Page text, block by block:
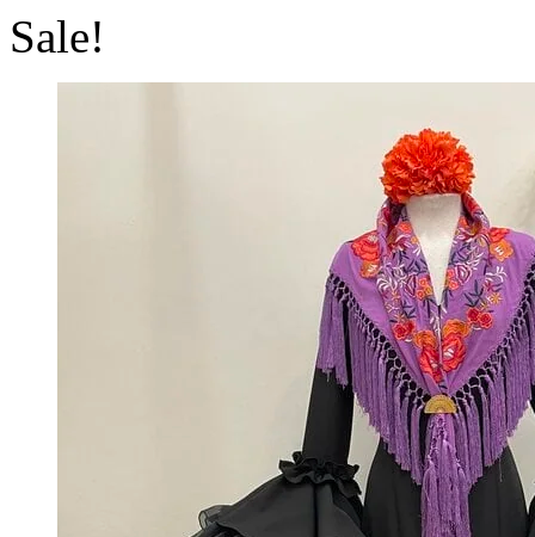
Sale!